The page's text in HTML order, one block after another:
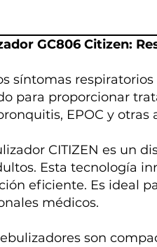
GC806 Citizen:
síntomas
para proporcionar
EPOC y otras
CITIZEN es un
Esta tecnología
eficiente. Es ideal
médicos.
son